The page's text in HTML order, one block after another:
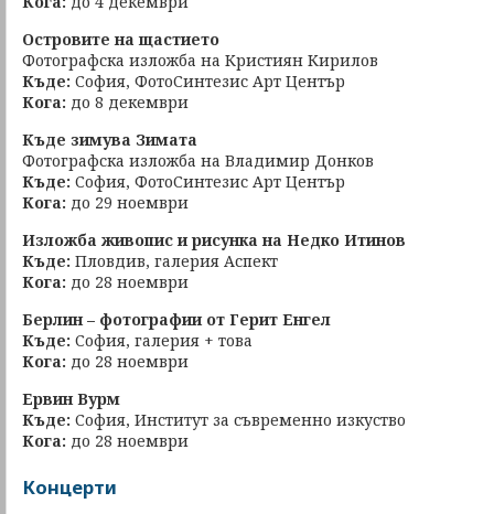
Островите на щастието
Фотографска изложба на Кристиян Кирилов
Къде: София, ФотоСинтезис Арт Център
Кога: до 8 декември
Къде зимува Зимата
Фотографска изложба на Владимир Донков
Къде: София, ФотоСинтезис Арт Център
Кога: до 29 ноември
Изложба живопис и рисунка на Недко Итинов
Къде: Пловдив, галерия Аспект
Кога: до 28 ноември
Берлин – фотографии от Герит Енгел
Къде: София, галерия + това
Кога: до 28 ноември
Ервин Вурм
Къде: София, Институт за съвременно изкуство
Кога: до 28 ноември
Концерти